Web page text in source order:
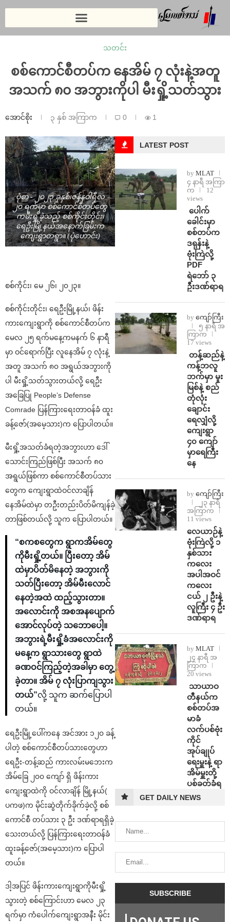
သတင်း
စစ်ကောင်စီတပ်က နေအိမ် ၇ လုံးနဲ့အတူ
အသက် ၈၀ အဘွားကိုပါ မီးရှို့သတ်သွား
အောင်စိုး ၃ နှစ် အကြာက 0 1
ပုံစာ - ၂၀၂၃ ခုနှစ်၊ဇန်နဝါရီလ
၂၀ ရက်မှာ စစ်ကောင်စီတပ်တွေ
ကမီးရှို့ခဲ့သည့် စစ်ကိုင်းတိုင်း၊
ရေဦးမြို့နယ်အနောက်ခြမ်းက
ကျေးရွာတရွာ။ (ပုံဟောင်း)
စစ်ကိုင်း၊ မေ ၂၆၊ ၂၀၂၃။
စစ်ကိုင်းတိုင်း၊ ရေဦးမြို့နယ်၊ ဖိန်း
ကားကျေးရွာကို စစ်ကောင်စီတပ်က
မေလ ၂၅ ရက်မနေ့ကမနက် ၆ နာရီ
မှာ ဝင်ရောက်ပြီး လူနေအိမ် ၇ လုံးနဲ့
အတူ အသက် ၈၀ အရွယ်အဘွားကို
ပါ မီးရှို့သတ်သွားတယ်လို့ ရေဦး
အခြေပြု People’s Defense
Comrade ပြန်ကြားရေးတာဝန်ခံ ထူး
ခန့်ဇော်(အမေ့သား)က ပြောပါတယ်။
မီးရှို့အသတ်ခံရတဲ့အဘွားဟာ ဒေါ်
သောင်းကြည်ဖြစ်ပြီး အသက် ၈၀
အရွယ်ဖြစ်ကာ စစ်ကောင်စီတပ်သား
တွေက ကျေးရွာထဲဝင်လာချိန်
နေအိမ်ထဲမှာ တဦးတည်းပိတ်မိကျန်ခဲ့
တာဖြစ်တယ်လို့ သူက ပြောပါတယ်။
“စကစတွေက ရွာကအိမ်တွေ
ကိုမီးရှို့တယ်။ ပြီးတော့ အိမ်
ထဲမှာပိတ်မိနေတဲ့ အဘွားကို
သတ်ပြီးတော့ အိမ်မီးလောင်
နေတဲ့အထဲ ထည့်သွားတာ။
အလောင်းကို အစအနပျောက်
အောင်လုပ်တဲ့ သဘောပေါ့။
အဘွားရဲ့မီးရှို့ခံအလောင်းကို
မနေ့က ရွာသားတွေ ရွာထဲ
ခဏဝင်ကြည့်တဲ့အခါမှာ တွေ့
ခဲ့တာ။ အိမ် ၇ လုံးပြာကျသွား
တယ်”လို့ သူက ဆက်ပြောပါ
တယ်။
ရေဦးမြို့ပေါ်ကနေ အင်အား ၁၂၀ ခန့်
ပါတဲ့ စစ်ကောင်စီတပ်သားတွေဟာ
ရေဦး-တန့်ဆည် ကားလမ်းမဘေးက
အိမ်ခြေ ၂၀၀ ကျော် ရှိ ဖိန်းကား
ကျေးရွာထဲကို ဝင်လာချိန် မြို့နယ်(
ပကဖ)က မိုင်းဆွဲတိုက်ခိုက်ခဲ့လို့ စစ်
ကောင်စီ တပ်သား ၃ ဦး ဒဏ်ရာရရှိခဲ့
သေးတယ်လို့ ပြန်ကြားရေးတာဝန်ခံ
ထူးခန့်ဇော်(အမေ့သား)က ပြောပါ
တယ်။
ဒါ့အပြင် ဖိန်းကားကျေးရွာကိုမီးရှို့
သွားတဲ့ စစ်ကြောင်းဟာ မေလ ၂၃
ရက်မှာ ကံပေါက်ကျေးရွာအနီး မိုင်း
LATEST POST
by MLAT
၄ နာရီ အကြာ
က
12
views
⁩ ⁨ပေါက်
ခေါင်းမှာ
စစ်တပ်က
ဒရုန်းနဲ့
ဗုံးကြဲလို့
PDF
ရဲဘော် ၃
ဦးဒဏ်ရာရ
by ကျော်ကြီး
၅ နာရီ အ
ကြာက
17 views
⁩ ⁨တန့်ဆည်နဲ့
ကန့်ဘလူ
ဘက်မှာ မူး
မြစ်နဲ့ စည်
တုံလုံး
ချောင်း
ရေလျှံလို့
ကျေးရွာ
၄၀ ကျော်
မှာရေကြီး
နေ
by ကျော်ကြီး
၂၃ နာရီ
အကြာက
11 views
⁨လေယာဉ်နဲ့
ဗုံးကြဲလို့ ၁
နှစ်သား
ကလေး
အပါအဝင်
ကလေး
ငယ် ၂ ဦးနဲ့
လူကြီး ၄ ဦး
ဒဏ်ရာရ
by MLAT
၂၄ နာရီ အ
ကြာက
20 views
⁩ ⁨သာယာဝ
တီနယ်က
စစ်တပ်အ
မာခံ
လက်ပစ်ဗုံး
ကိုင်
အုပ်ချုပ်
ရေးမှူးနဲ့ ရာ
အိမ်မှူးတို့
ပစ်ခတ်ခံရ
GET DAILY NEWS